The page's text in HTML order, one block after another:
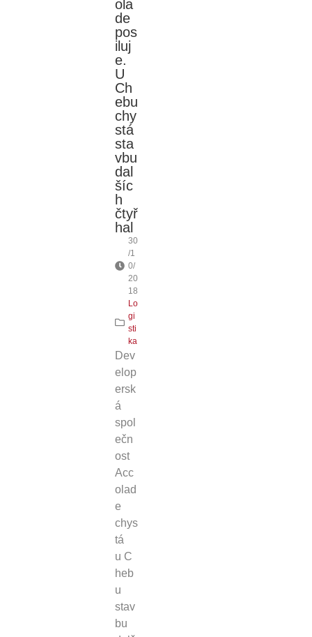
ola
de
pos
iluj
e.
U
Ch
ebu
chy
stá
sta
vbu
dal
šíc
h
čtyř
hal
30
/1
0/
20
18
Lo
gi
sti
ka
Dev
elop
ersk
á
spol
ečn
ost
Acc
olad
e
chys
tá
u C
heb
u
stav
bu